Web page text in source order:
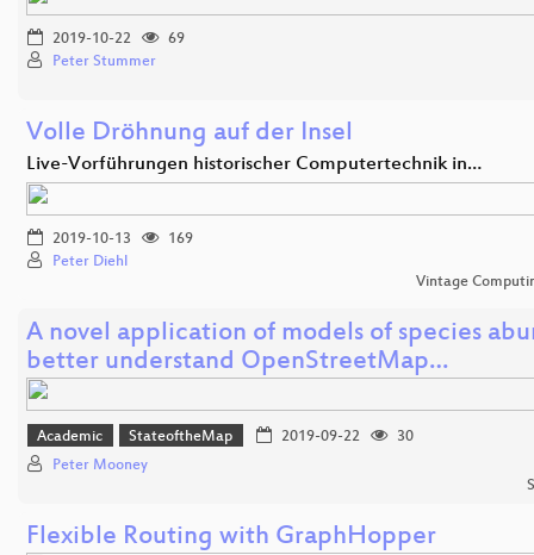
2019-10-22
69
Peter Stummer
Volle Dröhnung auf der Insel
Live-Vorführungen historischer Computertechnik in…
2019-10-13
169
Peter Diehl
Vintage
A novel application of models of species
better understand OpenStreetMap…
Academic StateoftheMap 2019-09-22
30
Peter Mooney
Flexible Routing with GraphHopper